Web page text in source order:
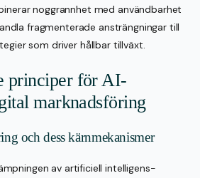
noggrannhet med användbarhet
fragmenterade ansträngningar till
som driver hållbar tillväxt.
principer för AI-
marknadsföring
och dess kärnmekanismer
av artificiell intelligens-